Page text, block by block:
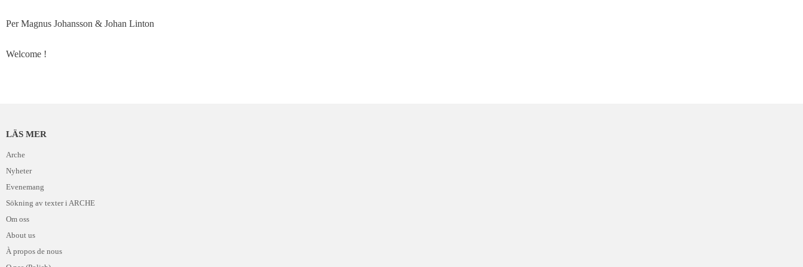
Per Magnus Johansson & Johan Linton
Welcome !
LÄS MER
Arche
Nyheter
Evenemang
Sökning av texter i ARCHE
Om oss
About us
À propos de nous